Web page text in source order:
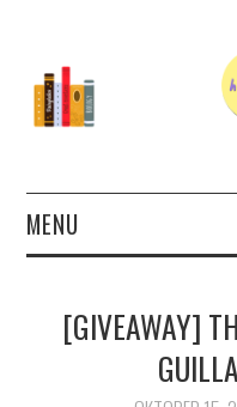
MENU
AUTHOR
[GIVEAWAY]